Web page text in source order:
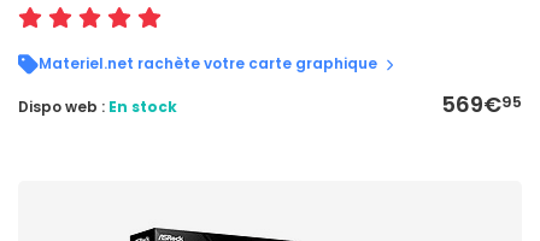
Materiel.net rachète votre carte graphique
569€95
Dispo web : En stock